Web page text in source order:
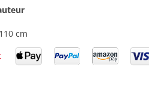
cm